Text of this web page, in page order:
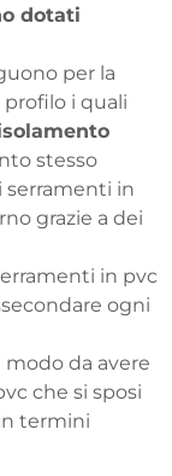
dotati
per la
profilo i quali
stesso
serramenti in
grazie a dei
in pvc
ogni
modo da avere
che si sposi
termini